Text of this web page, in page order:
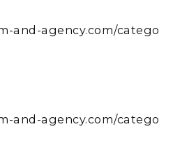
and-agency.com/catego
and-agency.com/catego